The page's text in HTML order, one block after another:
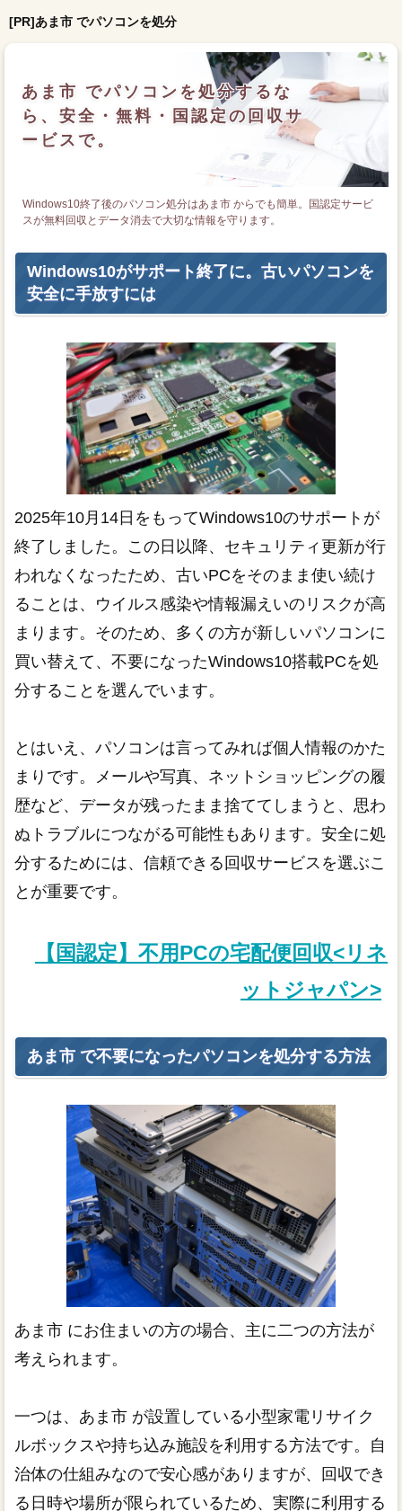
[PR]あま市 でパソコンを処分
あま市 でパソコンを処分するな
ら、安全・無料・国認定の回収サ
ービスで。
Windows10終了後のパソコン処分はあま市 からでも簡単。国認定サービ
スが無料回収とデータ消去で大切な情報を守ります。
Windows10がサポート終了に。古いパソコンを
安全に手放すには
2025年10月14日をもってWindows10のサポートが
終了しました。この日以降、セキュリティ更新が行
われなくなったため、古いPCをそのまま使い続け
ることは、ウイルス感染や情報漏えいのリスクが高
まります。そのため、多くの方が新しいパソコンに
買い替えて、不要になったWindows10搭載PCを処
分することを選んでいます。
とはいえ、パソコンは言ってみれば個人情報のかた
まりです。メールや写真、ネットショッピングの履
歴など、データが残ったまま捨ててしまうと、思わ
ぬトラブルにつながる可能性もあります。安全に処
分するためには、信頼できる回収サービスを選ぶこ
とが重要です。
【国認定】不用PCの宅配便回収<リネ
ットジャパン>
あま市 で不要になったパソコンを処分する方法
あま市 にお住まいの方の場合、主に二つの方法が
考えられます。
一つは、あま市 が設置している小型家電リサイク
ルボックスや持ち込み施設を利用する方法です。自
治体の仕組みなので安心感がありますが、回収でき
る日時や場所が限られているため、実際に利用する